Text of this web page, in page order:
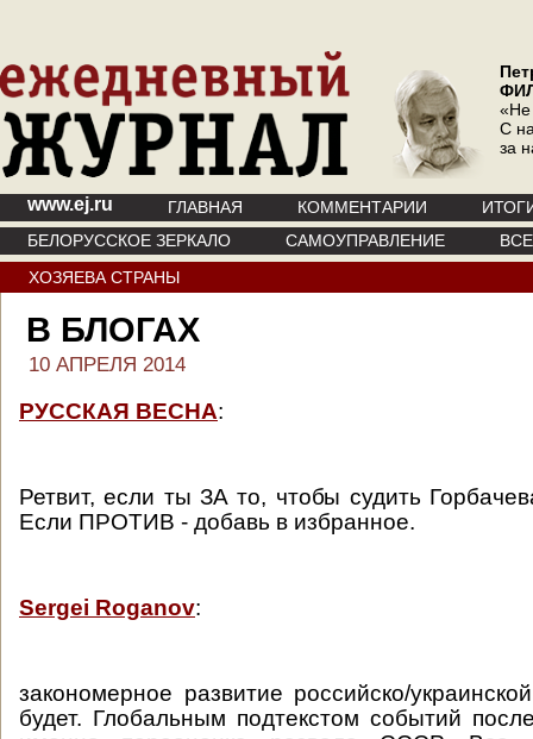
«Не
С
за
www.ej.ru ГЛАВНАЯ КОММЕНТАРИИ
БЕЛОРУССКОЕ ЗЕРКАЛО
САМОУПРАВЛЕНИЕ
ХОЗЯЕВА СТРАНЫ
В БЛОГАХ
10 АПРЕЛЯ 2014
РУССКАЯ ВЕСНА:
Ретвит, если ты ЗА то, чтобы судить
Если ПРОТИВ - добавь в избранное.
Sergei Roganov:
закономерное развитие российско/
будет. Глобальным подтекстом событий